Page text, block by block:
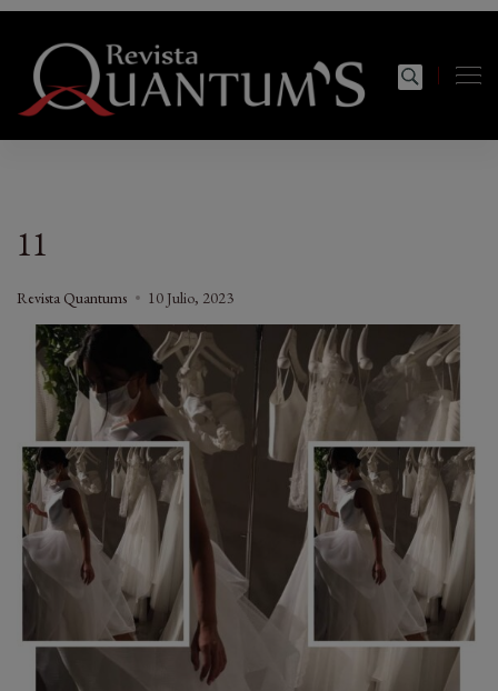
Revista Quantums
Todo sobre Moda, cultura, gastronomía y estilo de
11
Revista Quantums 10 Julio, 2023